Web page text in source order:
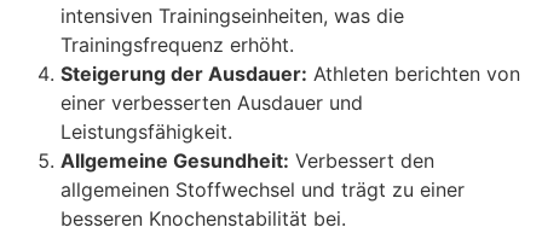
intensiven Trainingseinheiten, was die
Trainingsfrequenz erhöht.
Steigerung der Ausdauer: Athleten berichten von
einer verbesserten Ausdauer und
Leistungsfähigkeit.
Allgemeine Gesundheit: Verbessert den
allgemeinen Stoffwechsel und trägt zu einer
besseren Knochenstabilität bei.